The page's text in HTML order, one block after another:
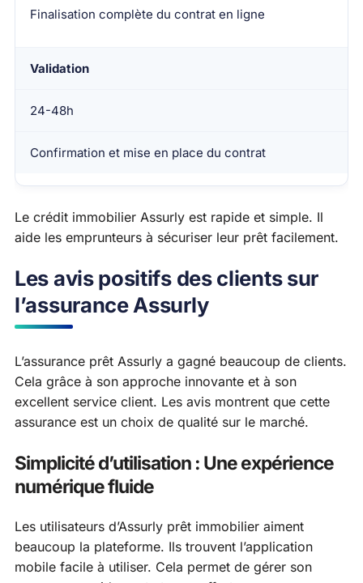
Finalisation complète du contrat en ligne
Validation
24-48h
Confirmation et mise en place du contrat
Le crédit immobilier Assurly est rapide et simple. Il
aide les emprunteurs à sécuriser leur prêt facilement.
Les avis positifs des clients sur
l’assurance Assurly
L’assurance prêt Assurly a gagné beaucoup de clients.
Cela grâce à son approche innovante et à son
excellent service client. Les avis montrent que cette
assurance est un choix de qualité sur le marché.
Simplicité d’utilisation : Une expérience
numérique fluide
Les utilisateurs d’Assurly prêt immobilier aiment
beaucoup la plateforme. Ils trouvent l’application
mobile facile à utiliser. Cela permet de gérer son